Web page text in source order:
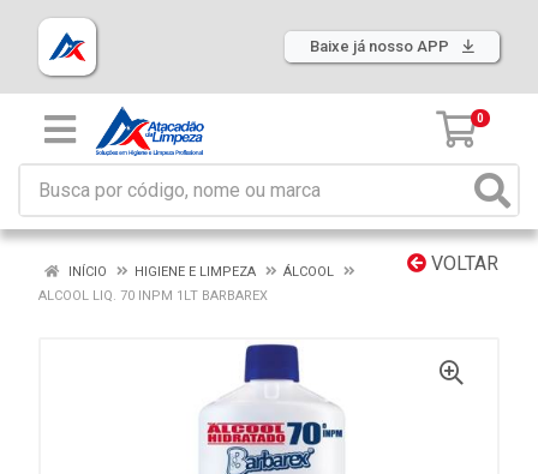
Baixe já nosso APP
0
VOLTAR
INÍCIO HIGIENE E LIMPEZA
ÁLCOOL
ALCOOL LIQ. 70 INPM 1LT BARBAREX